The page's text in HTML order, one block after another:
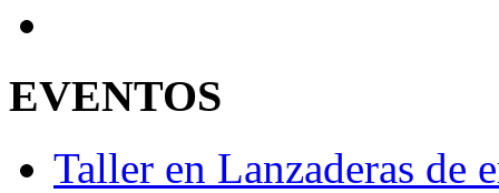
EVENTOS
Taller en Lanzaderas de